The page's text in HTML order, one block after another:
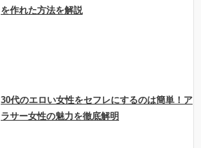
を作れた方法を解説
30代のエロい女性をセフレにするのは簡単！ア
ラサー女性の魅力を徹底解明